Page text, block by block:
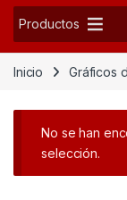
Productos
Inicio Gráficos
No se han
selección.